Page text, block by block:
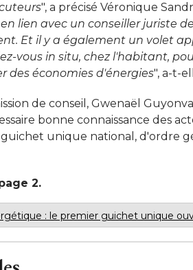
", a précisé Véronique
lien avec un conseiller juriste
Et il y a également un volet
vous in situ, chez l'habitant,
des économies d'énergies", a-t-
de conseil, Gwenaël
bonne connaissance des
unique national, d'ordre
2.
: le premier guichet unique